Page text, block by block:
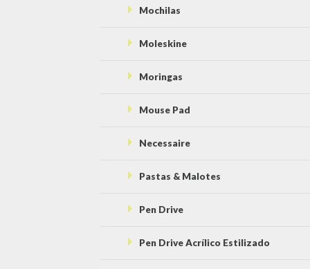
Mochilas
Moleskine
Moringas
Mouse Pad
Necessaire
Pastas & Malotes
Pen Drive
Pen Drive Acrílico Estilizado